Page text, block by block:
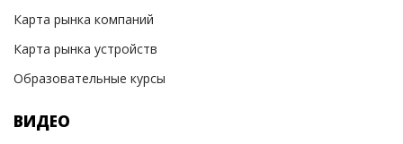
Карта рынка компаний
Карта рынка устройств
Образовательные курсы
ВИДЕО